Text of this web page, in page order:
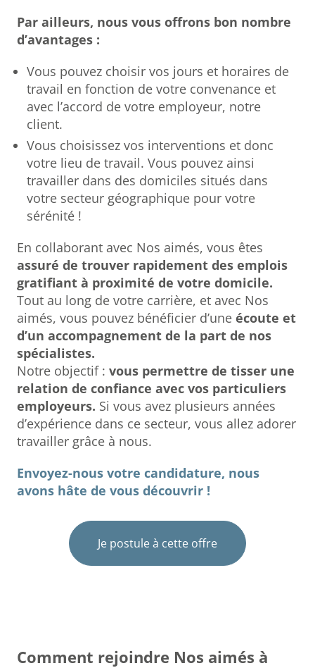
Par ailleurs, nous vous offrons bon nombre
d’avantages :
Vous pouvez choisir vos jours et horaires de
travail en fonction de votre convenance et
avec l’accord de votre employeur, notre
client.
Vous choisissez vos interventions et donc
votre lieu de travail. Vous pouvez ainsi
travailler dans des domiciles situés dans
votre secteur géographique pour votre
sérénité !
En collaborant avec Nos aimés, vous êtes
assuré de trouver rapidement des emplois
gratifiant à proximité de votre domicile.
Tout au long de votre carrière, et avec Nos
aimés, vous pouvez bénéficier d’une écoute et
d’un accompagnement de la part de nos
spécialistes.
Notre objectif : vous permettre de tisser une
relation de confiance avec vos particuliers
employeurs. Si vous avez plusieurs années
d’expérience dans ce secteur, vous allez adorer
travailler grâce à nous.
Envoyez-nous votre candidature, nous
avons hâte de vous découvrir !
Je postule à cette offre
Comment rejoindre Nos aimés à